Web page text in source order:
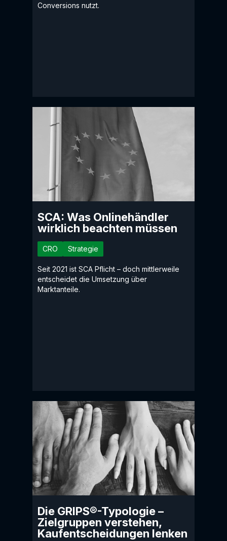
Conversions nutzt.
SCA: Was Onlinehändler
wirklich beachten müssen
CRO Strategie
Seit 2021 ist SCA Pflicht – doch mittlerweile
entscheidet die Umsetzung über
Marktanteile.
Die GRIPS®-Typologie –
Zielgruppen verstehen,
Kaufentscheidungen lenken